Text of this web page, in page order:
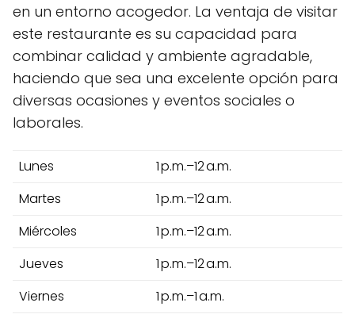
en un entorno acogedor. La ventaja de visitar
este restaurante es su capacidad para
combinar calidad y ambiente agradable,
haciendo que sea una excelente opción para
diversas ocasiones y eventos sociales o
laborales.
Lunes
1 p.m.–12 a.m.
Martes
1 p.m.–12 a.m.
Miércoles
1 p.m.–12 a.m.
Jueves
1 p.m.–12 a.m.
Viernes
1 p.m.–1 a.m.